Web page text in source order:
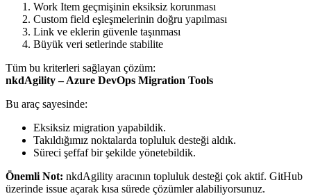
Work Item geçmişinin eksiksiz korunması
Custom field eşleşmelerinin doğru yapılması
Link ve eklerin güvenle taşınması
Büyük veri setlerinde stabilite
Tüm bu kriterleri sağlayan çözüm:
nkdAgility – Azure DevOps Migration Tools
Bu araç sayesinde:
Eksiksiz migration yapabildik.
Takıldığımız noktalarda topluluk desteği aldık.
Süreci şeffaf bir şekilde yönetebildik.
Önemli Not: nkdAgility aracının topluluk desteği çok aktif. GitHub
üzerinde issue açarak kısa sürede çözümler alabiliyorsunuz.